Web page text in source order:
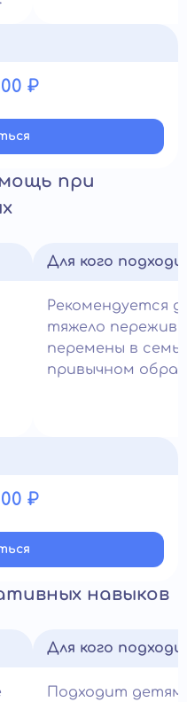
₽
при
Для кого
Рекомендуется
тяжело
перемены в
привычном
₽
навыков
Для кого
Подходит детям